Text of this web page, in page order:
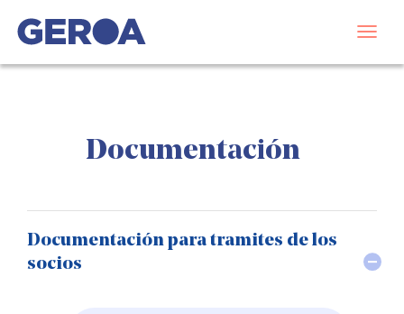
Documentación
Documentación para tramites de los
socios